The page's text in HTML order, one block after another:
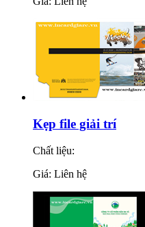
Kẹp file giải trí
Chất liệu:
Giá: Liên hệ